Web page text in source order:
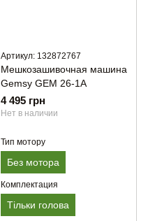
Артикул: 132872767
Мешкозашивочная машина
Gemsy GEM 26-1А
4 495 грн
Нет в наличии
Тип мотору
Без мотора
Комплектация
Тільки голова